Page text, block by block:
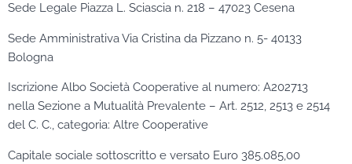
Sede Legale Piazza L. Sciascia n. 218 – 47023 Cesena
Sede Amministrativa Via Cristina da Pizzano n. 5- 40133
Bologna
Iscrizione Albo Società Cooperative al numero: A202713
nella Sezione a Mutualità Prevalente – Art. 2512, 2513 e 2514
del C. C., categoria: Altre Cooperative
Capitale sociale sottoscritto e versato Euro 385.085,00